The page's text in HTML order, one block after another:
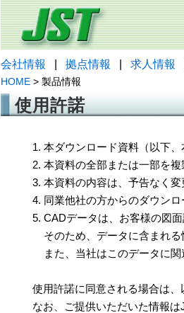
会社情報 拠点情報 求人情報
HOME > 製品情報
使用許諾
1. 本ダウンロード資料（以下
2. 本資料の全部または一部を
3. 本資料の内容は、予告なく
4. 同業他社の方からのダウンロ
5. CADデータは、お客様の図
そのため、データに含まれる
また、当社はこのデータに関
使用許諾に同意される場合は、
なお、ご提供いただいた情報